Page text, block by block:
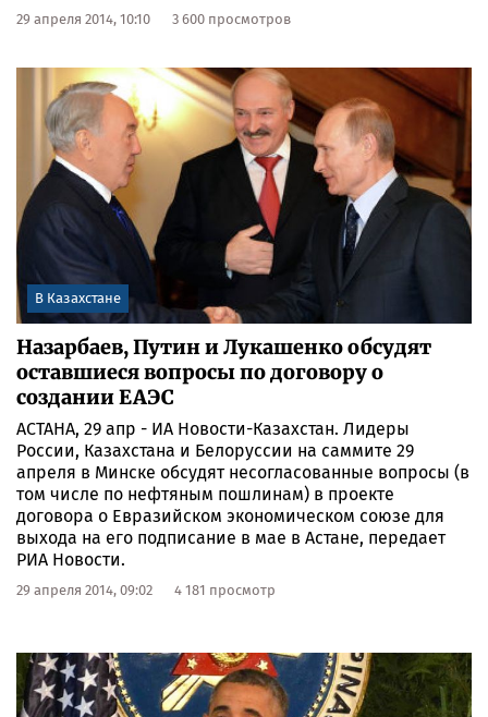
29 апреля 2014, 10:10 3 600 просмотров
В Казахстане
Назарбаев, Путин и Лукашенко обсудят
оставшиеся вопросы по договору о
создании ЕАЭС
АСТАНА, 29 апр - ИА Новости-Казахстан. Лидеры
России, Казахстана и Белоруссии на саммите 29
апреля в Минске обсудят несогласованные вопросы (в
том числе по нефтяным пошлинам) в проекте
договора о Евразийском экономическом союзе для
выхода на его подписание в мае в Астане, передает
РИА Новости.
29 апреля 2014, 09:02 4 181 просмотр